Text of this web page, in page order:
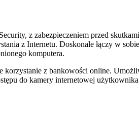
z zabezpieczeniem przed
z Internetu. Doskonale łączy w
komputera.
korzystanie z bankowości online.
do kamery internetowej